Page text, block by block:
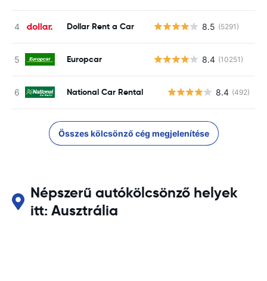
Dollar Rent a Car 8.5 (5291)
Europcar 8.4 (10251)
National Car Rental 8.4 (492)
Összes kölcsönző cég megjelenítése
Népszerű autókölcsönző helyek
itt: Ausztrália